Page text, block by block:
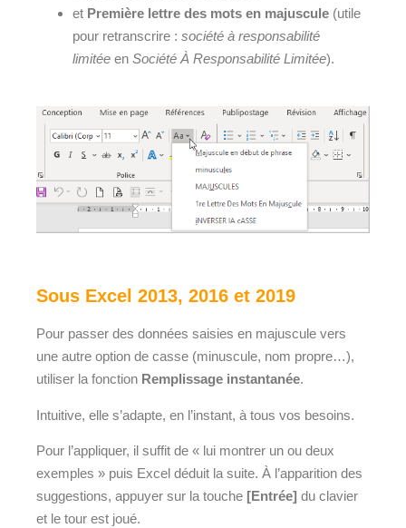
et Première lettre des mots en majuscule (utile
pour retranscrire : société à responsabilité
limitée en Société À Responsabilité Limitée).
Sous Excel 2013, 2016 et 2019
Pour passer des données saisies en majuscule vers
une autre option de casse (minuscule, nom propre…),
utiliser la fonction Remplissage instantanée.
Intuitive, elle s’adapte, en l’instant, à tous vos besoins.
Pour l’appliquer, il suffit de « lui montrer un ou deux
exemples » puis Excel déduit la suite. À l’apparition des
suggestions, appuyer sur la touche [Entrée] du clavier
et le tour est joué.